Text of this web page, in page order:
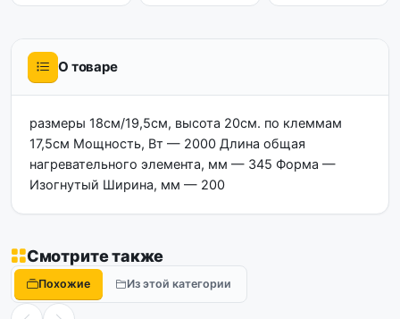
О товаре
размеры 18см/19,5см, высота 20см. по клеммам
17,5см Мощность, Вт — 2000 Длина общая
нагревательного элемента, мм — 345 Форма —
Изогнутый Ширина, мм — 200
Смотрите также
Похожие Из этой категории